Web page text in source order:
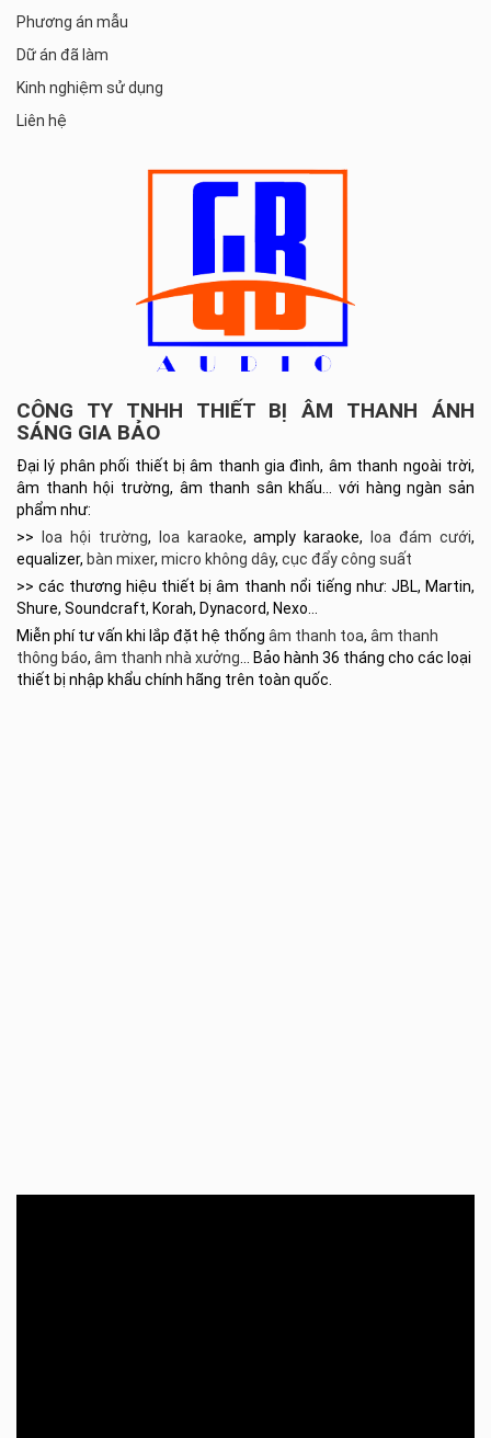
Phương án mẫu
Dữ án đã làm
Kinh nghiệm sử dụng
Liên hệ
CÔNG TY TNHH THIẾT BỊ ÂM THANH ÁNH
SÁNG GIA BẢO
Đại lý phân phối thiết bị âm thanh gia đình, âm thanh ngoài trời,
âm thanh hội trường, âm thanh sân khấu… với hàng ngàn sản
phẩm như:
>>
loa hội trường, loa karaoke, amply karaoke, loa đám cưới,
equalizer, bàn mixer, micro không dây, cục đẩy công suất
>> các thương hiệu thiết bị âm thanh nổi tiếng như: JBL, Martin,
Shure, Soundcraft, Korah, Dynacord, Nexo…
Miễn phí tư vấn khi lắp đặt hệ thống âm thanh toa, âm thanh
thông báo, âm thanh nhà xưởng … Bảo hành 36 tháng cho các loại
thiết bị nhập khẩu chính hãng trên toàn quốc.